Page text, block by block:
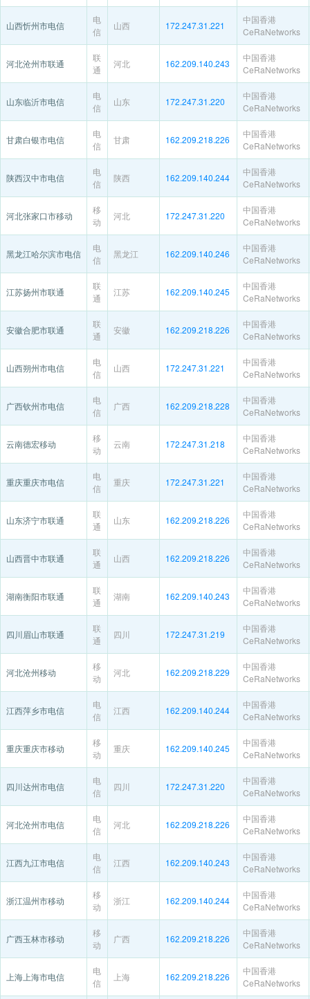
山西忻州市电信
电
信
山西 172.247.31.221
中国香港
CeRaNetworks
河北沧州市联通
联
通
河北 162.209.140.243
中国香港
CeRaNetworks
山东临沂市电信
电
信
山东 172.247.31.220
中国香港
CeRaNetworks
甘肃白银市电信
电
信
甘肃 162.209.218.226
中国香港
CeRaNetworks
陕西汉中市电信
电
信
陕西 162.209.140.244
中国香港
CeRaNetworks
河北张家口市移动
移
动
河北 172.247.31.220
中国香港
CeRaNetworks
黑龙江哈尔滨市电信
电
信
黑龙江 162.209.140.246
中国香港
CeRaNetworks
江苏扬州市联通
联
通
江苏 162.209.140.245
中国香港
CeRaNetworks
安徽合肥市联通
联
通
安徽 162.209.218.226
中国香港
CeRaNetworks
山西朔州市电信
电
信
山西 172.247.31.221
中国香港
CeRaNetworks
广西钦州市电信
电
信
广西 162.209.218.228
中国香港
CeRaNetworks
云南德宏移动
移
动
云南 172.247.31.218
中国香港
CeRaNetworks
重庆重庆市电信
电
信
重庆 172.247.31.221
中国香港
CeRaNetworks
山东济宁市联通
联
通
山东 162.209.218.226
中国香港
CeRaNetworks
山西晋中市联通
联
通
山西 162.209.218.226
中国香港
CeRaNetworks
湖南衡阳市联通
联
通
湖南 162.209.140.243
中国香港
CeRaNetworks
四川眉山市联通
联
通
四川 172.247.31.219
中国香港
CeRaNetworks
河北沧州移动
移
动
河北 162.209.218.229
中国香港
CeRaNetworks
江西萍乡市电信
电
信
江西 162.209.140.244
中国香港
CeRaNetworks
重庆重庆市移动
移
动
重庆 162.209.140.245
中国香港
CeRaNetworks
四川达州市电信
电
信
四川 172.247.31.220
中国香港
CeRaNetworks
河北沧州市电信
电
信
河北 162.209.218.226
中国香港
CeRaNetworks
江西九江市电信
电
信
江西 162.209.140.243
中国香港
CeRaNetworks
浙江温州市移动
移
动
浙江 162.209.140.244
中国香港
CeRaNetworks
广西玉林市移动
移
动
广西 162.209.218.226
中国香港
CeRaNetworks
上海上海市电信
电
信
上海 162.209.218.226
中国香港
CeRaNetworks